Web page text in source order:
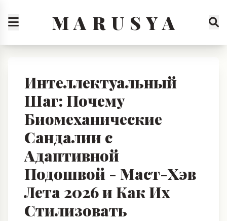
M A R U S Y A
Интеллектуальный
Шаг: Почему
Биомеханические
Сандалии с
Адаптивной
Подошвой - Маст-Хэв
Лета 2026 и Как Их
Стилизовать